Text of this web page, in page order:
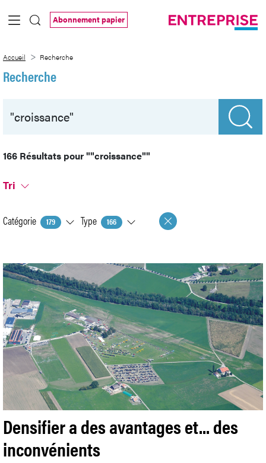
Saut au contenu principal
Abonnement papier
Accueil Recherche
Recherche
166 Résultats pour""croissance""
Tri
Catégorie 179 Type 166
Densifier a des avantages et... des
inconvénients